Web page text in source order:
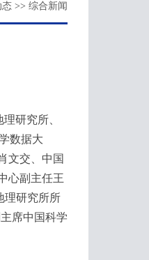
态 >> 综合新闻
研究所、
数据大
文交、中国
心副主任王
理研究所所
席中国科学